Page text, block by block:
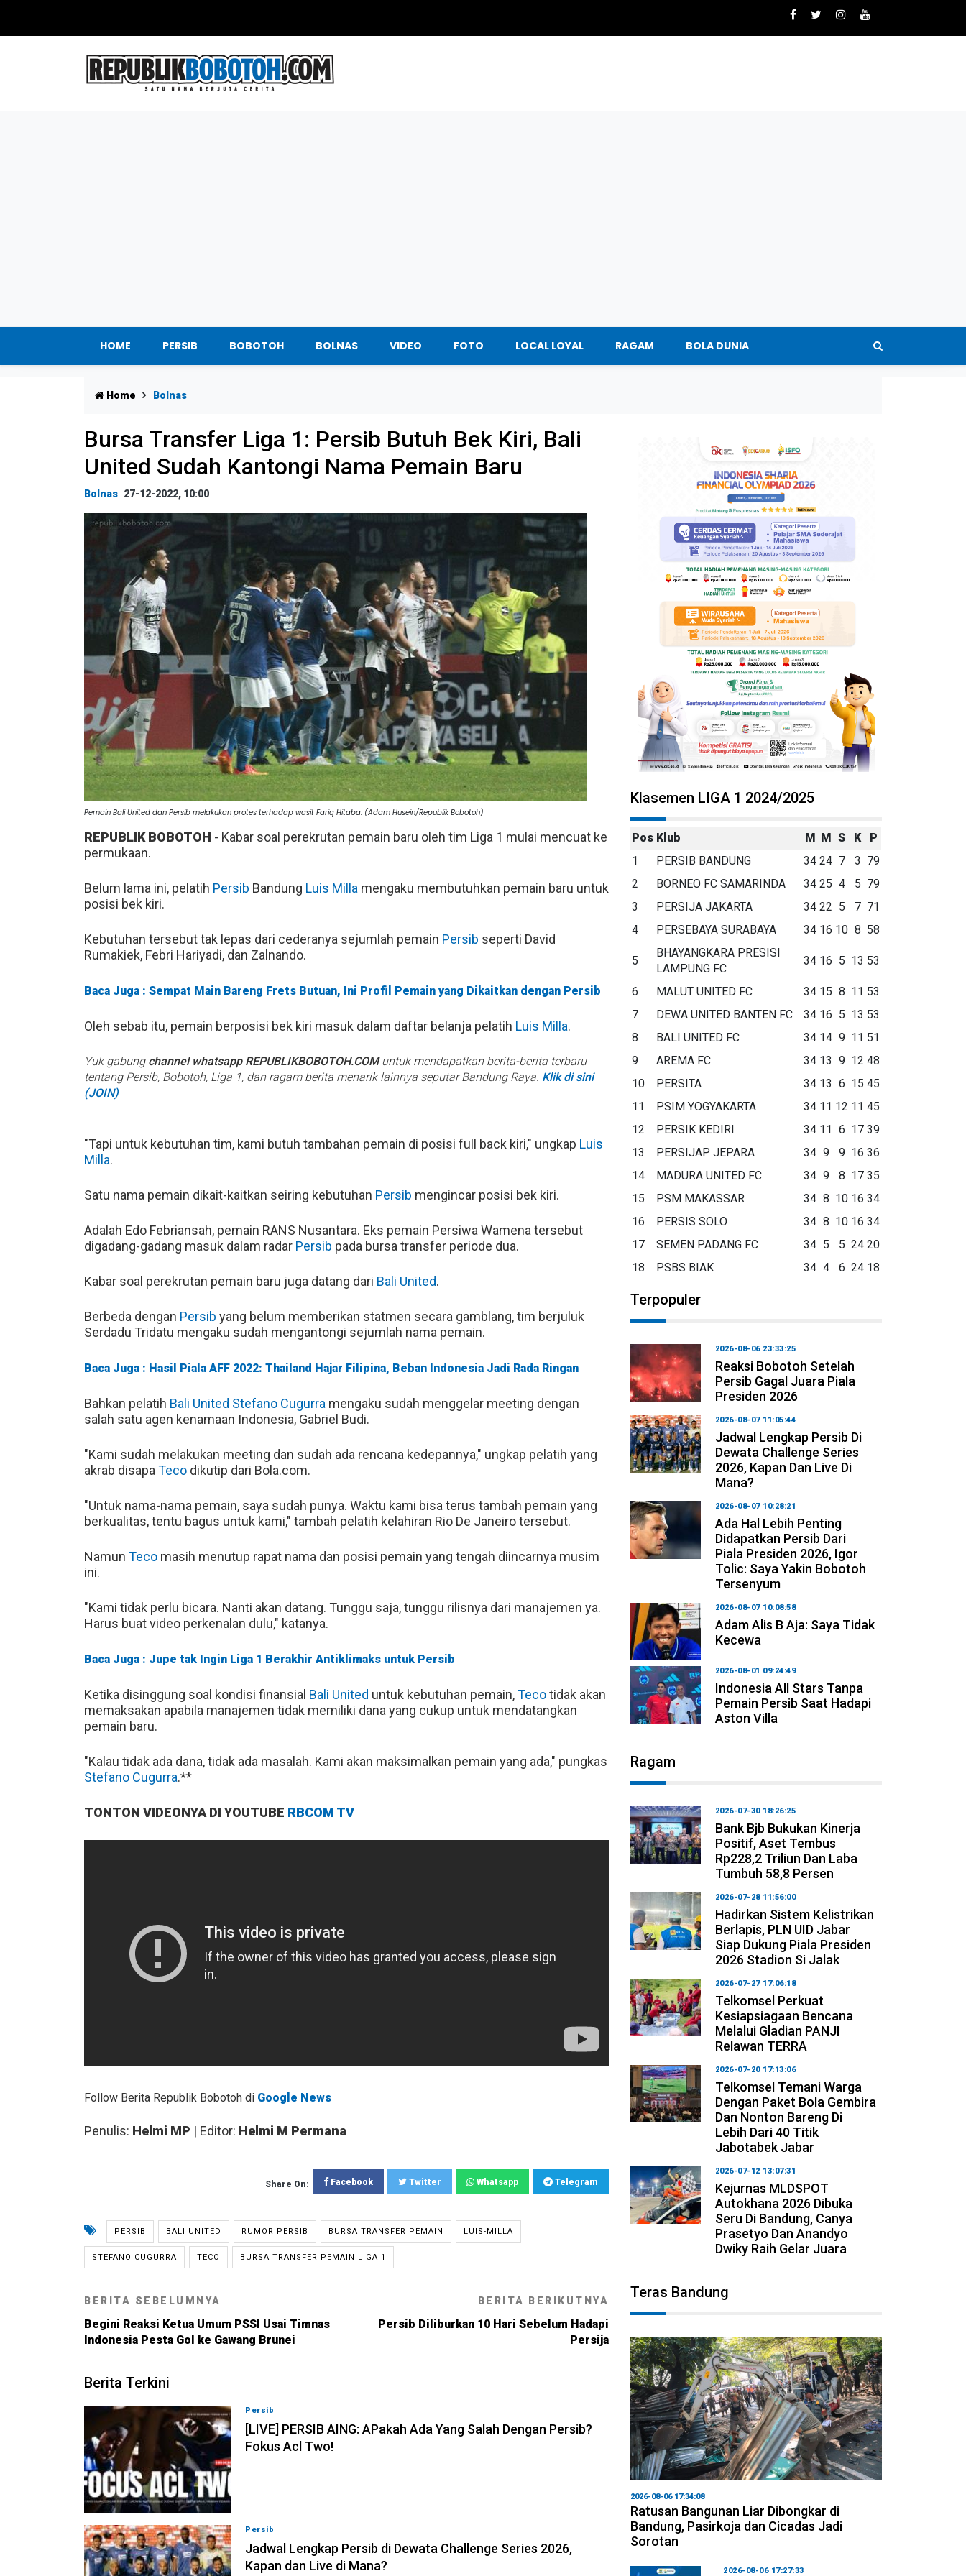
HOME PERSIB BOBOTOH BOLNAS VIDEO FOTO LOCAL LOYAL RAGAM BOLA DUNIA
Home Bolnas
Bursa Transfer Liga 1: Persib Butuh Bek Kiri, Bali
United Sudah Kantongi Nama Pemain Baru
Bolnas 27-12-2022, 10:00
Pemain Bali United dan Persib melakukan protes terhadap wasit Fariq Hitaba. (Adam Husein/Republik Bobotoh)
REPUBLIK BOBOTOH - Kabar soal perekrutan pemain baru oleh tim Liga 1 mulai mencuat ke
permukaan.
Belum lama ini, pelatih Persib Bandung Luis Milla mengaku membutuhkan pemain baru untuk
posisi bek kiri.
Kebutuhan tersebut tak lepas dari cederanya sejumlah pemain Persib seperti David
Rumakiek, Febri Hariyadi, dan Zalnando.
Baca Juga : Sempat Main Bareng Frets Butuan, Ini Profil Pemain yang Dikaitkan dengan Persib
Oleh sebab itu, pemain berposisi bek kiri masuk dalam daftar belanja pelatih Luis Milla.
Yuk gabung channel whatsapp REPUBLIKBOBOTOH.COMuntuk mendapatkan berita-berita terbaru
tentang Persib, Bobotoh, Liga 1, dan ragam berita menarik lainnya seputar Bandung Raya. Klik di sini
(JOIN)
"Tapi untuk kebutuhan tim, kami butuh tambahan pemain di posisi full back kiri," ungkap Luis
Milla.
Satu nama pemain dikait-kaitkan seiring kebutuhan Persib mengincar posisi bek kiri.
Adalah Edo Febriansah, pemain RANS Nusantara. Eks pemain Persiwa Wamena tersebut
digadang-gadang masuk dalam radar Persib pada bursa transfer periode dua.
Kabar soal perekrutan pemain baru juga datang dari Bali United.
Berbeda dengan Persib yang belum memberikan statmen secara gamblang, tim berjuluk
Serdadu Tridatu mengaku sudah mengantongi sejumlah nama pemain.
Baca Juga : Hasil Piala AFF 2022: Thailand Hajar Filipina, Beban Indonesia Jadi Rada Ringan
Bahkan pelatih Bali United Stefano Cugurra mengaku sudah menggelar meeting dengan
salah satu agen kenamaan Indonesia, Gabriel Budi.
"Kami sudah melakukan meeting dan sudah ada rencana kedepannya," ungkap pelatih yang
akrab disapa Teco dikutip dari Bola.com.
"Untuk nama-nama pemain, saya sudah punya. Waktu kami bisa terus tambah pemain yang
berkualitas, tentu bagus untuk kami," tambah pelatih kelahiran Rio De Janeiro tersebut.
Namun Teco masih menutup rapat nama dan posisi pemain yang tengah diincarnya musim
ini.
"Kami tidak perlu bicara. Nanti akan datang. Tunggu saja, tunggu rilisnya dari manajemen ya.
Harus buat video perkenalan dulu," katanya.
Baca Juga : Jupe tak Ingin Liga 1 Berakhir Antiklimaks untuk Persib
Ketika disinggung soal kondisi finansial Bali United untuk kebutuhan pemain,Tecotidak akan
memaksakan apabila manajemen tidak memiliki dana yang cukup untuk mendatangkan
pemain baru.
"Kalau tidak ada dana, tidak ada masalah. Kami akan maksimalkan pemain yang ada," pungkas
Stefano Cugurra.**
TONTON VIDEONYA DI YOUTUBE RBCOM TV
Follow Berita Republik Bobotoh di Google News
Penulis: Helmi MP | Editor: Helmi M Permana
Share On: Facebook Twitter Whatsapp Telegram
PERSIB BALI UNITED RUMOR PERSIB BURSA TRANSFER PEMAIN LUIS-MILLA
STEFANO CUGURRA TECO BURSA TRANSFER PEMAIN LIGA 1
BERITA SEBELUMNYA
Begini Reaksi Ketua Umum PSSI Usai Timnas
Indonesia Pesta Gol ke Gawang Brunei
BERITA BERIKUTNYA
Persib Diliburkan 10 Hari Sebelum Hadapi
Persija
Berita Terkini
Persib
[LIVE] PERSIB AING: APakah Ada Yang Salah Dengan Persib?
Fokus Acl Two!
Persib
Jadwal Lengkap Persib di Dewata Challenge Series 2026,
Kapan dan Live di Mana?
Klasemen LIGA 1 2024/2025
Pos Klub M M S K
P
1
PERSIB BANDUNG 34 24 7 3 79
2
BORNEO FC SAMARINDA 34 25 4 5 79
3
PERSIJA JAKARTA 34 22 5 7 71
4
PERSEBAYA SURABAYA 34 16 10 8 58
5
BHAYANGKARA PRESISI
LAMPUNG FC
34 16 5 13 53
6 MALUT UNITED FC 34 15 8 11 53
7
DEWA UNITED BANTEN FC 34 16 5 13 53
8
BALI UNITED FC 34 14 9 11 51
9
AREMA FC 34 13 9 12 48
10
PERSITA 34 13 6 15 45
11
PSIM YOGYAKARTA 34 11 12 11 45
12
PERSIK KEDIRI 34 11 6 17 39
13
PERSIJAP JEPARA 34 9 9 16 36
14
MADURA UNITED FC 34 9 8 17 35
15
PSM MAKASSAR 34 8 10 16 34
16
PERSIS SOLO 34 8 10 16 34
17
SEMEN PADANG FC 34 5 5 24 20
18
PSBS BIAK 34 4 6 24 18
Terpopuler
2026-08-06 23:33:25
Reaksi Bobotoh Setelah
Persib Gagal Juara Piala
Presiden 2026
2026-08-07 11:05:44
Jadwal Lengkap Persib Di
Dewata Challenge Series
2026, Kapan Dan Live Di
Mana?
2026-08-07 10:28:21
Ada Hal Lebih Penting
Didapatkan Persib Dari
Piala Presiden 2026, Igor
Tolic: Saya Yakin Bobotoh
Tersenyum
2026-08-07 10:08:58
Adam Alis B Aja: Saya Tidak
Kecewa
2026-08-01 09:24:49
Indonesia All Stars Tanpa
Pemain Persib Saat Hadapi
Aston Villa
Ragam
2026-07-30 18:26:25
Bank Bjb Bukukan Kinerja
Positif, Aset Tembus
Rp228,2 Triliun Dan Laba
Tumbuh 58,8 Persen
2026-07-28 11:56:00
Hadirkan Sistem Kelistrikan
Berlapis, PLN UID Jabar
Siap Dukung Piala Presiden
2026 Stadion Si Jalak
2026-07-27 17:06:18
Telkomsel Perkuat
Kesiapsiagaan Bencana
Melalui Gladian PANJI
Relawan TERRA
2026-07-20 17:13:06
Telkomsel Temani Warga
Dengan Paket Bola Gembira
Dan Nonton Bareng Di
Lebih Dari 40 Titik
Jabotabek Jabar
2026-07-12 13:07:31
Kejurnas MLDSPOT
Autokhana 2026 Dibuka
Seru Di Bandung, Canya
Prasetyo Dan Anandyo
Dwiky Raih Gelar Juara
Teras Bandung
2026-08-06 17:34:08
Ratusan Bangunan Liar Dibongkar di
Bandung, Pasirkoja dan Cicadas Jadi
Sorotan
2026-08-06 17:27:33